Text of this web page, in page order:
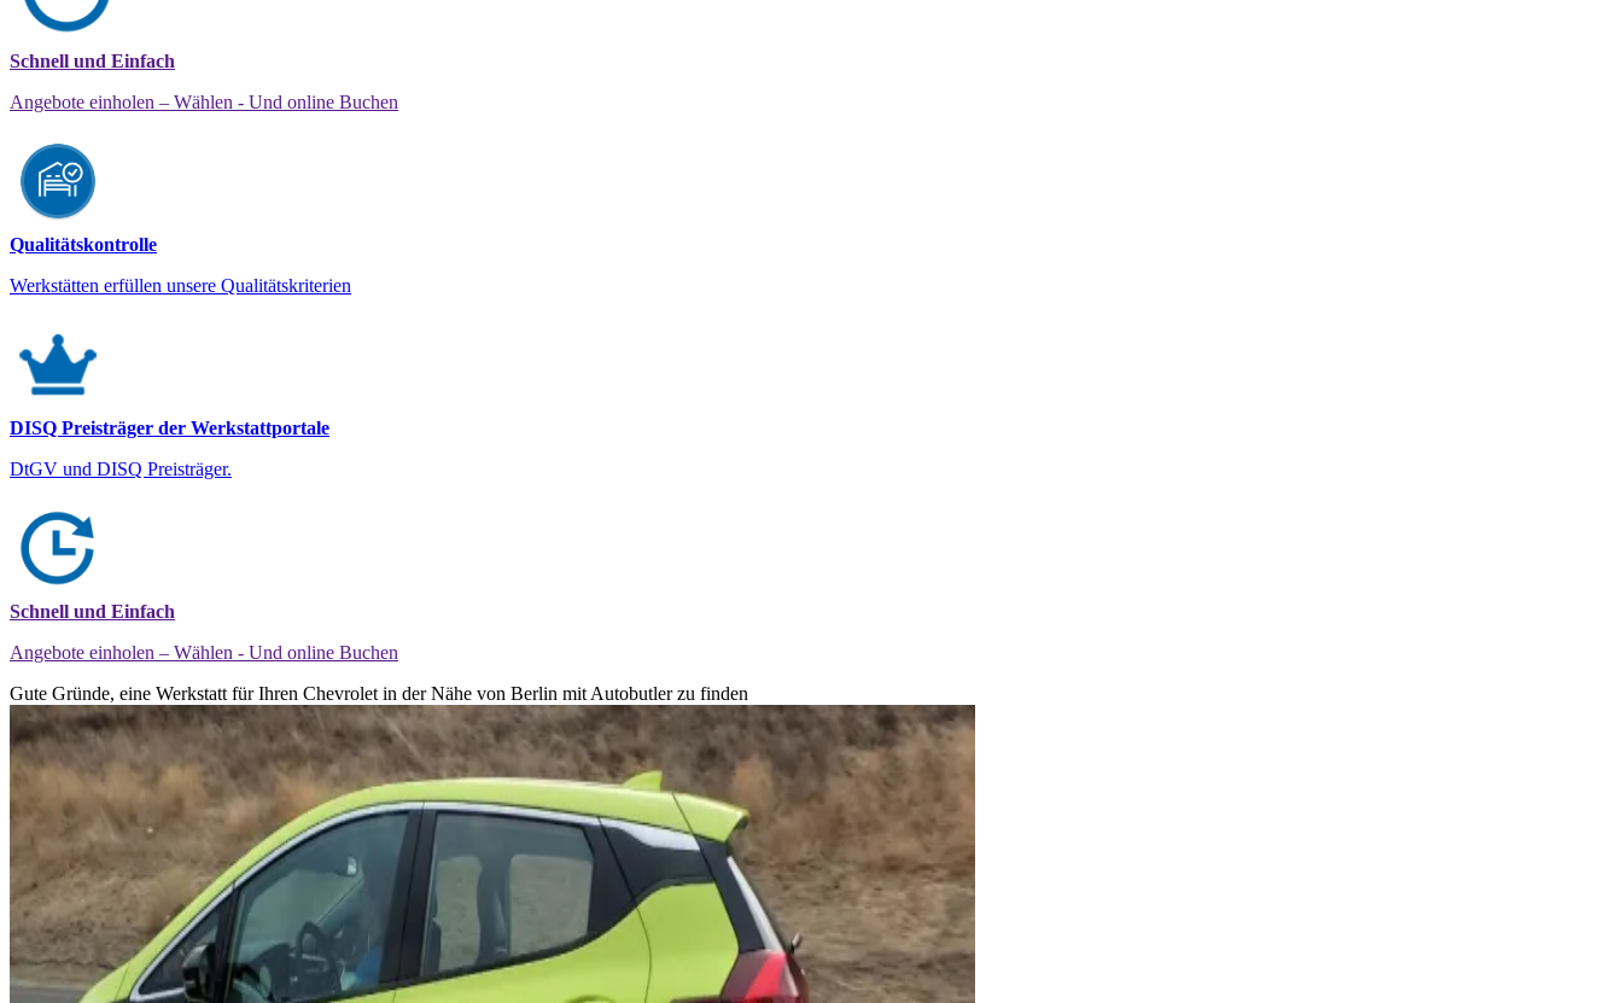
Schnell und Einfach
Angebote einholen – Wählen - Und online Buchen
Qualitätskontrolle
Werkstätten erfüllen unsere Qualitätskriterien
DISQ Preisträger der Werkstattportale
DtGV und DISQ Preisträger.
Schnell und Einfach
Angebote einholen – Wählen - Und online Buchen
Gute Gründe, eine Werkstatt für Ihren Chevrolet in der Nähe von Berlin mit Autobutler zu finden